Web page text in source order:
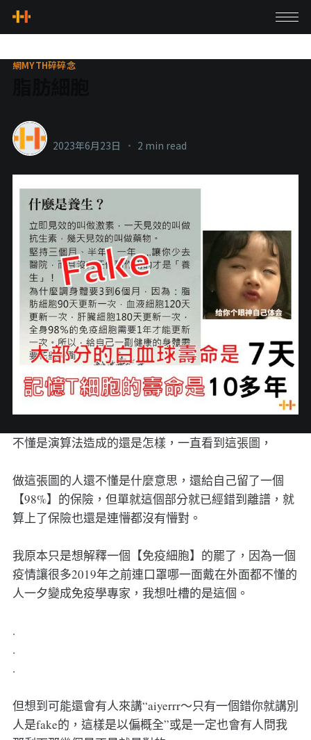
網MYTH碎碎念
2023年6月23日 • 2 min read
不懂是演算法造成的還是怎樣，一直看到這張圖，
做這張圖的人還不懂是什麼意思，還給自己留了一個
【98%】的保險，但單就這個部分就已經錯到離譜，就
算上了保險也還是連懵都沒有懵對。
我原本只是想解釋一個【免疫細胞】的罷了，因為一個
疫情讓很多2019年之前連口罩哪一面戴在外面都不懂的
人一夕變成免疫學專家，我想吐槽的是這個。
.
.
.
但想到可能還會有人來講“aiyerrr～只有一個錯你就講別
人是fake的，這樣是以偏概全”或是一定也會有人問我